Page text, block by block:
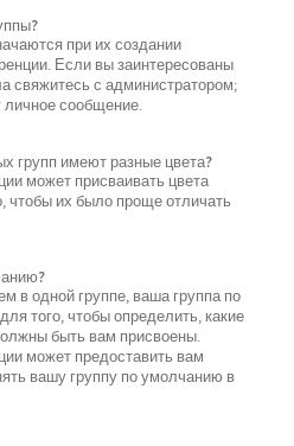
при их создании
Если вы заинтересованы
свяжитесь с администратором;
личное сообщение.
групп имеют разные цвета?
может присваивать цвета
чтобы их было проще отличать
в одной группе, ваша группа по
того, чтобы определить, какие
быть вам присвоены.
может предоставить вам
вашу группу по умолчанию в